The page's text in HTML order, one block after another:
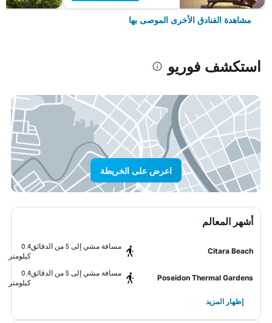
مشاهدة الفنادق الأخرى الموصى بها
استكشف فوريو
اعرض على الخريطة
أشهر المعالم
Citara Beach
مسافة مشي إلى 5 من الدقائق
0.4
كيلومتر
Poseidon Thermal Gardens
مسافة مشي إلى 5 من الدقائق
0.4
كيلومتر
إظهار المزيد